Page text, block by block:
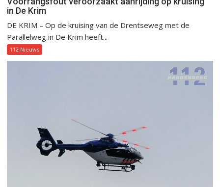
in De Krim
DE KRIM – Op de kruising van de Drentseweg met de
Parallelweg in De Krim heeft...
112 Nieuws